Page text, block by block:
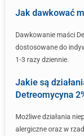
Jak dawkować
Dawkowanie maści
dostosowane do
1-3 razy dziennie.
Jakie są
Detreomycyna
Możliwe działania
alergiczne oraz w